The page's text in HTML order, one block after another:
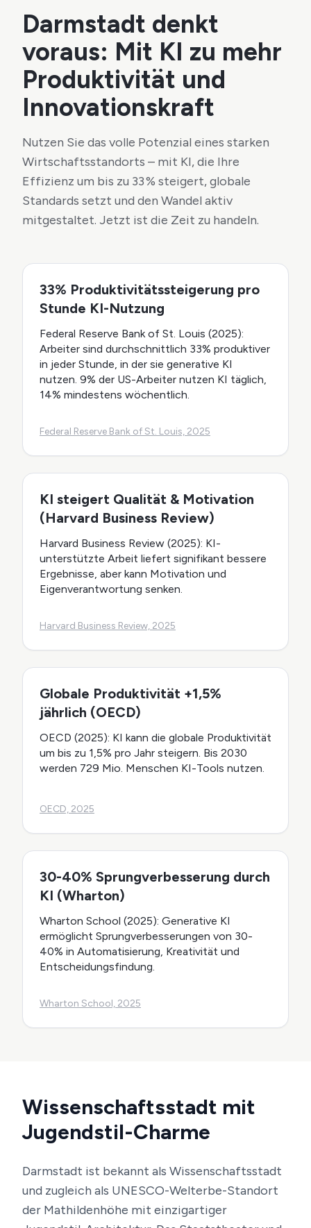
Darmstadt denkt
voraus: Mit KI zu mehr
Produktivität und
Innovationskraft
Nutzen Sie das volle Potenzial eines starken
Wirtschaftsstandorts – mit KI, die Ihre
Effizienz um bis zu 33 % steigert, globale
Standards setzt und den Wandel aktiv
mitgestaltet. Jetzt ist die Zeit zu handeln.
33% Produktivitätssteigerung pro
Stunde KI-Nutzung
Federal Reserve Bank of St. Louis (2025):
Arbeiter sind durchschnittlich 33% produktiver
in jeder Stunde, in der sie generative KI
nutzen. 9% der US-Arbeiter nutzen KI täglich,
14% mindestens wöchentlich.
Federal Reserve Bank of St. Louis, 2025
KI steigert Qualität & Motivation
(Harvard Business Review)
Harvard Business Review (2025): KI-
unterstützte Arbeit liefert signifikant bessere
Ergebnisse, aber kann Motivation und
Eigenverantwortung senken.
Harvard Business Review, 2025
Globale Produktivität +1,5%
jährlich (OECD)
OECD (2025): KI kann die globale Produktivität
um bis zu 1,5% pro Jahr steigern. Bis 2030
werden 729 Mio. Menschen KI-Tools nutzen.
OECD, 2025
30-40% Sprungverbesserung durch
KI (Wharton)
Wharton School (2025): Generative KI
ermöglicht Sprungverbesserungen von 30-
40% in Automatisierung, Kreativität und
Entscheidungsfindung.
Wharton School, 2025
Wissenschaftsstadt mit
Jugendstil-Charme
Darmstadt ist bekannt als Wissenschaftsstadt
und zugleich als UNESCO-Welterbe-Standort
der Mathildenhöhe mit einzigartiger